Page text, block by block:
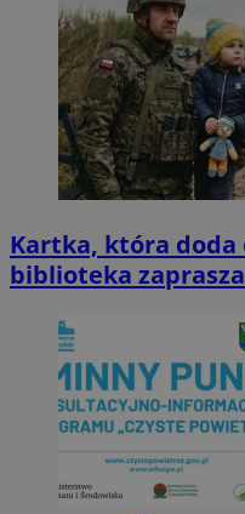
Kartka, która doda
biblioteka